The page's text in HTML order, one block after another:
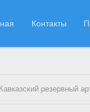
Контакты
резервный